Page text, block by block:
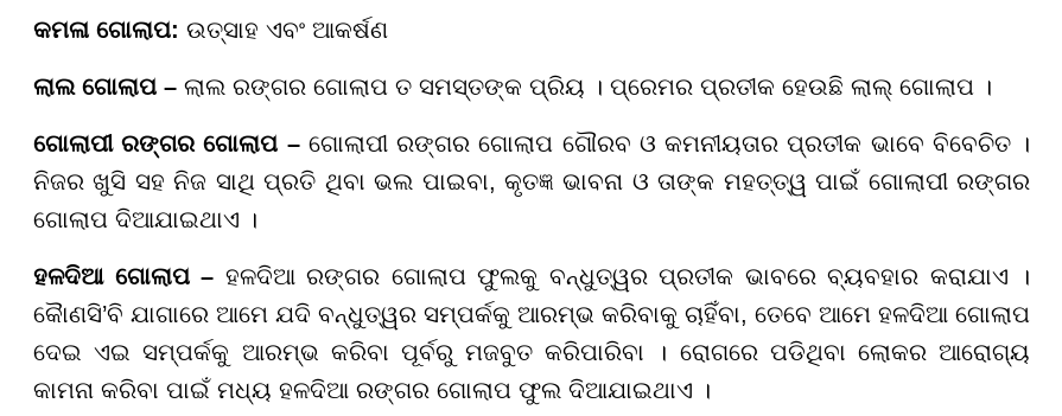
କମଳା ଗୋଲାପ: ଉତ୍ସାହ ଏବଂ ଆକର୍ଷଣ
ଲାଲ ଗୋଲାପ – ଲାଲ ରଙ୍ଗର ଗୋଲାପ ତ ସମସ୍ତଙ୍କ ପ୍ରିୟ । ପ୍ରେମର ପ୍ରତୀକ ହେଉଛି ଲାଲ୍ ଗୋଲାପ ।
ଗୋଲାପୀ ରଙ୍ଗର ଗୋଲାପ –ଗୋଲାପୀ ରଙ୍ଗର ଗୋଲାପ ଗୌରବ ଓ କମନୀୟତାର ପ୍ରତୀକ ଭାବେ ବିବେଚିତ ।
ନିଜର ଖୁସି ସହ ନିଜ ସାଥି ପ୍ରତି ଥିବା ଭଲ ପାଇବା, କୃତଜ୍ଞ ଭାବନା ଓ ତାଙ୍କ ମହତ୍ତ୍ୱ ପାଇଁ ଗୋଲାପୀ ରଙ୍ଗର
ଗୋଲାପ ଦିଆଯାଇଥାଏ ।
ହଳଦିଆ ଗୋଲାପ – ହଳଦିଆ ରଙ୍ଗର ଗୋଲାପ ଫୁଲକୁ ବନ୍ଧୁତ୍ୱର ପ୍ରତୀକ ଭାବରେ ବ୍ୟବହାର କରାଯାଏ ।
କୈାଣସି’ବି ଯାଗାରେ ଆମେ ଯଦି ବନ୍ଧୁତ୍ୱର ସମ୍ପର୍କକୁ ଆରମ୍ଭ କରିବାକୁ ଚାହିଁବା, ତେବେ ଆମେ ହଳଦିଆ ଗୋଲାପ
ଦେଇ ଏଇ ସମ୍ପର୍କକୁ ଆରମ୍ଭ କରିବା ପୂର୍ବରୁ ମଜବୁତ କରିପାରିବା । ରୋଗରେ ପଡିଥିବା ଲୋକର ଆରୋଗ୍ୟ
କାମନା କରିବା ପାଇଁ ମଧ୍ୟ ହଳଦିଆ ରଙ୍ଗର ଗୋଲାପ ଫୁଲ ଦିଆଯାଇଥାଏ ।